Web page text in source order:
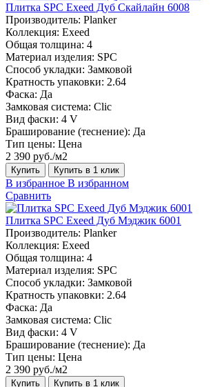
Плитка SPC Exeed Дуб Скайлайн 6008
Производитель: Planker
Коллекция: Exeed
Общая толщина: 4
Материал изделия: SPC
Способ укладки: Замковой
Кратность упаковки: 2.64
Фаска: Да
Замковая система: Сlic
Вид фаски: 4 V
Браширование (теснение): Да
Тип цены: Цена
2 390 руб./м2
Купить Купить в 1 клик
В избранное В избранном
Сравнить
Плитка SPC Exeed Дуб Мэджик 6001
Производитель: Planker
Коллекция: Exeed
Общая толщина: 4
Материал изделия: SPC
Способ укладки: Замковой
Кратность упаковки: 2.64
Фаска: Да
Замковая система: Сlic
Вид фаски: 4 V
Браширование (теснение): Да
Тип цены: Цена
2 390 руб./м2
Купить Купить в 1 клик